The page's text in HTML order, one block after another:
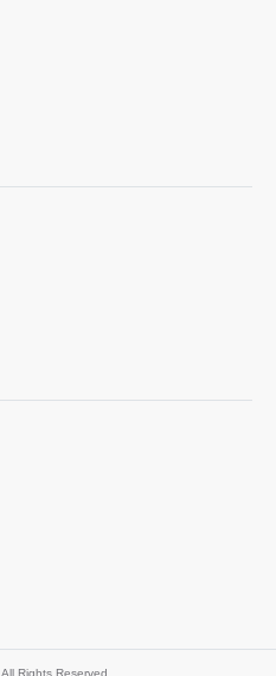
. All Rights Reserved.